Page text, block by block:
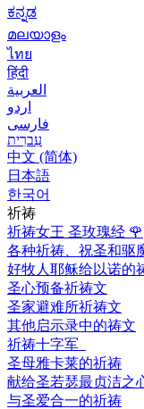
ಕನ್ನಡ
മലയാളം
ไทย
हिंदी
العربية
اردو
فارسی
עִברִית
中文 (简体)
日本語
한국어
祈祷
祈祷女王 圣玫瑰经 🌹
各种祈祷、祝圣和驱
好牧人耶稣给以诺的
圣心预备祈祷文
圣家避难所祈祷文
其他启示录中的祷文
祈祷十字军
圣母雅卡莱的祈祷
献给圣若瑟最贞洁之
与圣爱合一的祈祷